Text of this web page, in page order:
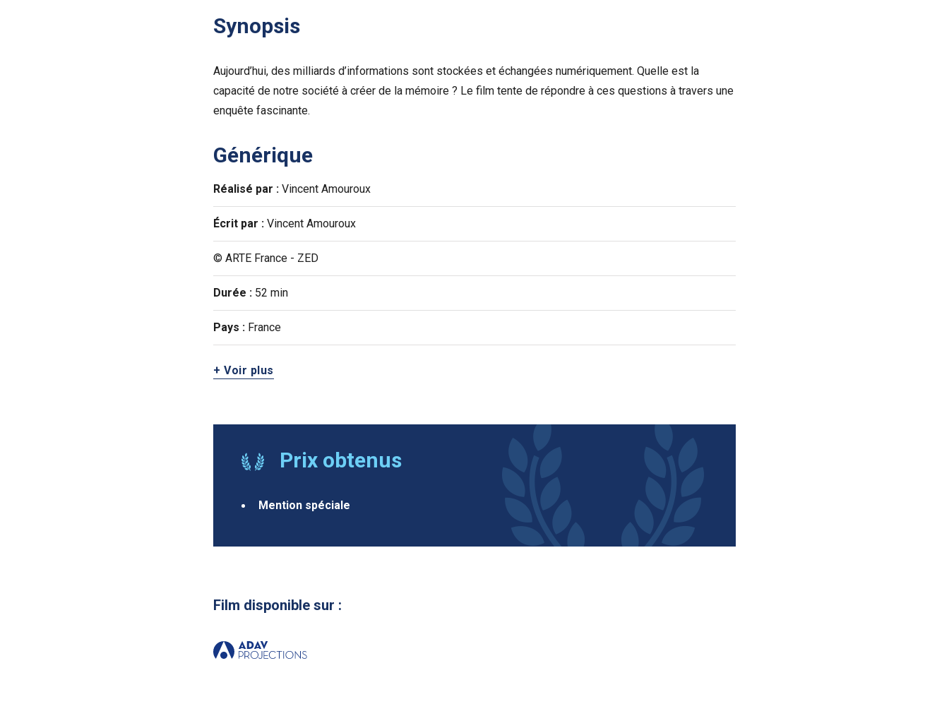
Synopsis
Aujourd’hui, des milliards d’informations sont stockées et échangées numériquement. Quelle est la
capacité de notre société à créer de la mémoire ? Le film tente de répondre à ces questions à travers une
enquête fascinante.
Générique
Réalisé par : Vincent Amouroux
Écrit par : Vincent Amouroux
© ARTE France - ZED
Durée : 52 min
Pays : France
+ Voir plus
Prix obtenus
Mention spéciale
Film disponible sur :